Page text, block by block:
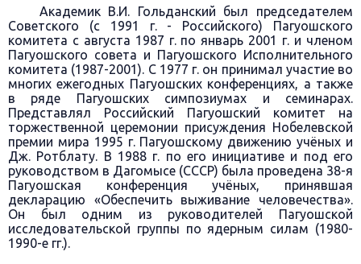
Академик В.И. Гольданский был председателем
Советского (с 1991 г. - Российского) Пагуошского
комитета с августа 1987 г. по январь 2001 г. и членом
Пагуошского совета и Пагуошского Исполнительного
комитета (1987-2001). С 1977 г. он принимал участие во
многих ежегодных Пагуошских конференциях, а также
в ряде Пагуошских симпозиумах и семинарах.
Представлял Российский Пагуошский комитет на
торжественной церемонии присуждения Нобелевской
премии мира 1995 г. Пагуошскому движению учёных и
Дж. Ротблату. В 1988 г. по его инициативе и под его
руководством в Дагомысе (СССР) была проведена 38-я
Пагуошская конференция учёных, принявшая
декларацию «Обеспечить выживание человечества».
Он был одним из руководителей Пагуошской
исследовательской группы по ядерным силам (1980-
1990-е гг.).